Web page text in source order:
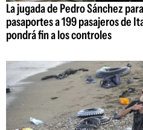
La jugada de Pedro Sánchez
pasaportes a 199 pasajeros de
pondrá fin a los controles